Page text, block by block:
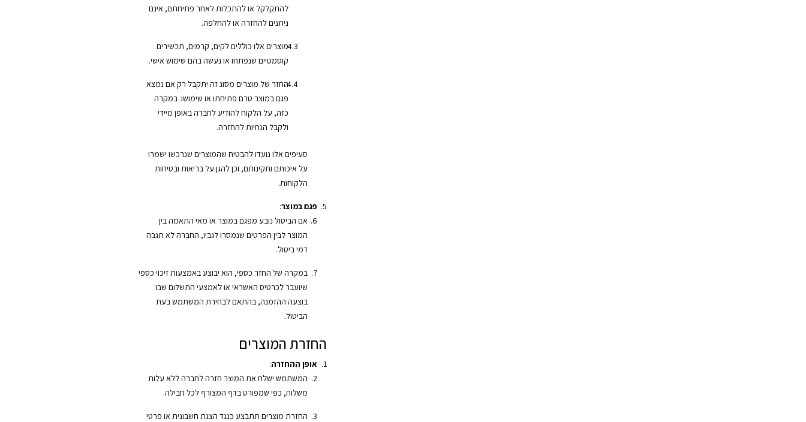
להתקלקל או להתכלות לאחר פתיחתם, אינם
ניתנים להחזרה או להחלפה.
מוצרים אלו כוללים לקים, קרמים, תכשירים
קוסמטיים שנפתחו או נעשה בהם שימוש אישי.
החזר של מוצרים מסוג זה יתקבל רק אם נמצא
פגם במוצר טרם פתיחתו או שימושו. במקרה
כזה, על הלקוח להודיע לחברה באופן מיידי
ולקבל הנחיות להחזרה.
סעיפים אלו נועדו להבטיח שהמוצרים שנרכשו ישמרו
על איכותם ותקינותם, וכן להגן על בריאות ובטיחות
הלקוחות.
פגם במוצר:
אם הביטול נובע מפגם במוצר או מאי התאמה בין
המוצר לבין הפרטים שנמסרו לגביו, החברה לא תגבה
דמי ביטול.
במקרה של החזר כספי, הוא יבוצע באמצעות זיכוי כספי
שיועבר לכרטיס האשראי או לאמצעי התשלום שבו
בוצעה ההזמנה, בהתאם לבחירת המשתמש בעת
הביטול.
החזרת המוצרים
אופן ההחזרה:
המשתמש ישלח את המוצר חזרה לחברה ללא עלות
משלוח, כפי שמפורט בדף המצורף לכל חבילה.
החזרת מוצרים תתבצע כנגד הצגת חשבונית או פרטי